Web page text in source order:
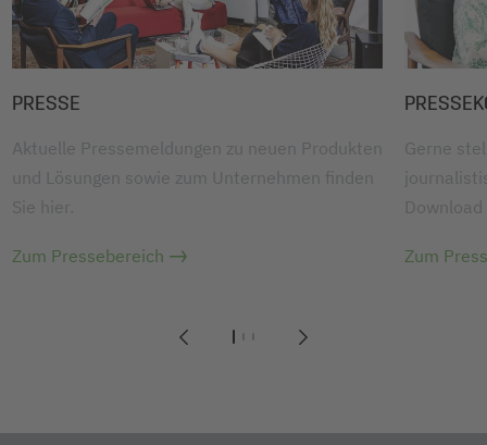
123
PRESSE
Aktuelle Pressemeldungen zu neuen Produkten
und Lösungen sowie zum Unternehmen finden
Sie hier.
Zum Pressebereich
Gerne
Zum